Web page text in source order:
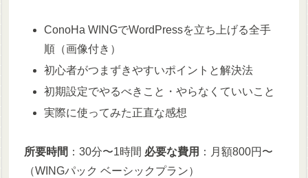
ConoHa WINGでWordPressを立ち上げる全手
順（画像付き）
初心者がつまずきやすいポイントと解決法
初期設定でやるべきこと・やらなくていいこと
実際に使ってみた正直な感想
所要時間 ：30分〜1時間 必要な費用 ：月額800円〜
（WINGパック ベーシックプラン）